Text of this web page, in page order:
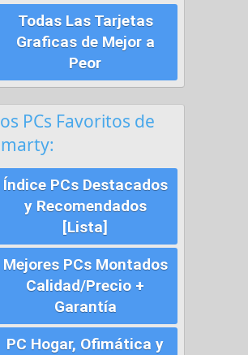
Todas Las Tarjetas
Graficas de Mejor a
Peor
PCs Favoritos de
Índice PCs Destacados
y Recomendados
[Lista]
Mejores PCs Montados
Calidad/Precio +
Garantía
PC Hogar, Ofimática y